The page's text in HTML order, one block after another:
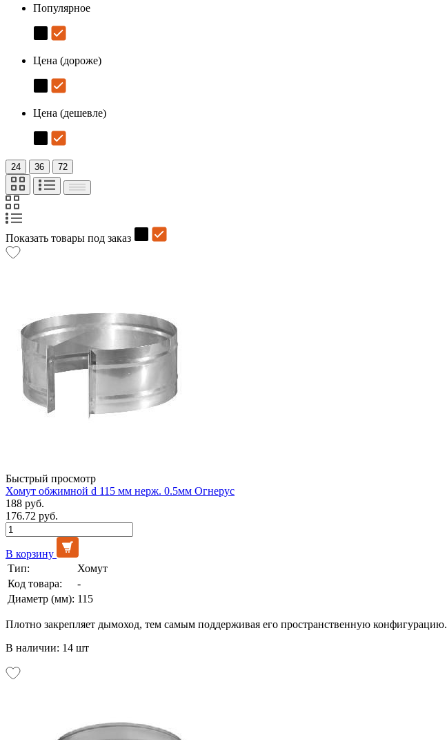
Популярное
Цена (дороже)
Цена (дешевле)
24 36 72
Показать товары под заказ
Быстрый просмотр
Хомут обжимной d 115 мм нерж. 0.5мм Огнерус
188 руб.
176.72 руб.
В корзину
Тип:
Хомут
Код товара:
-
Диаметр (мм): 115
Плотно закрепляет дымоход, тем самым поддерживая его пространственную конфигурацию.
В наличии: 14 шт